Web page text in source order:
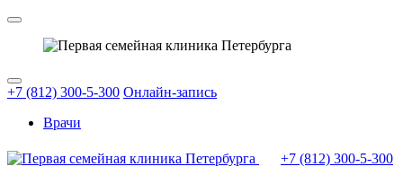
+7 (812) 300-5-300 Онлайн-запись
Врачи
+7 (812) 300-5-300